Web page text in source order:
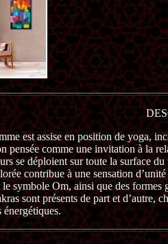
est assise en position de yoga,
pensée comme une invitation à la
se déploient sur toute la surface
contribue à une sensation
symbole Om, ainsi que des formes
sont présents de part et
énergétiques.